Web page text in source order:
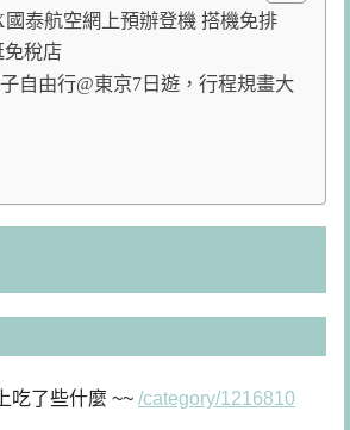
泰航空網上預辦登機 搭機免排
免稅店
自由行@東京7日遊，行程規畫大
吃了些什麼 ~~ /category/1216810